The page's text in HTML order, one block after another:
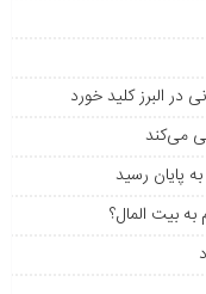
البرز کلید خورد
می‌کند
پایان رسید
به بیت المال؟